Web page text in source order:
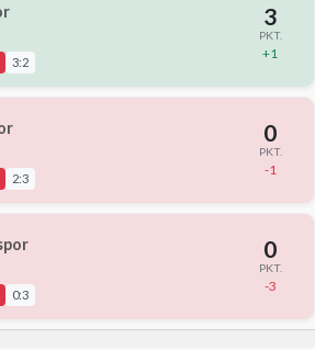
3:2
3
PKT.
+1
2:3
0
PKT.
-1
0:3
0
PKT.
-3